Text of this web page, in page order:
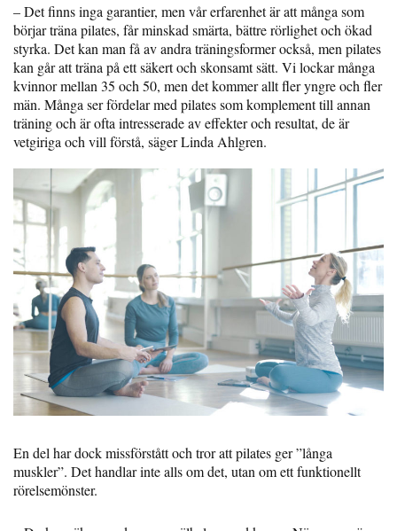
– Det finns inga garantier, men vår erfarenhet är att många som
börjar träna pilates, får minskad smärta, bättre rörlighet och ökad
styrka. Det kan man få av andra träningsformer också, men pilates
kan går att träna på ett säkert och skonsamt sätt. Vi lockar många
kvinnor mellan 35 och 50, men det kommer allt fler yngre och fler
män. Många ser fördelar med pilates som komplement till annan
träning och är ofta intresserade av effekter och resultat, de är
vetgiriga och vill förstå, säger Linda Ahlgren.
En del har dock missförstått och tror att pilates ger ”långa
muskler”. Det handlar inte alls om det, utan om ett funktionellt
rörelsemönster.